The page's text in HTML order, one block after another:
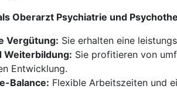
Oberarzt Psychiatrie und
Vergütung: Sie erhalten eine
Weiterbildung: Sie profitieren von
Entwicklung.
Balance: Flexible Arbeitszeiten und